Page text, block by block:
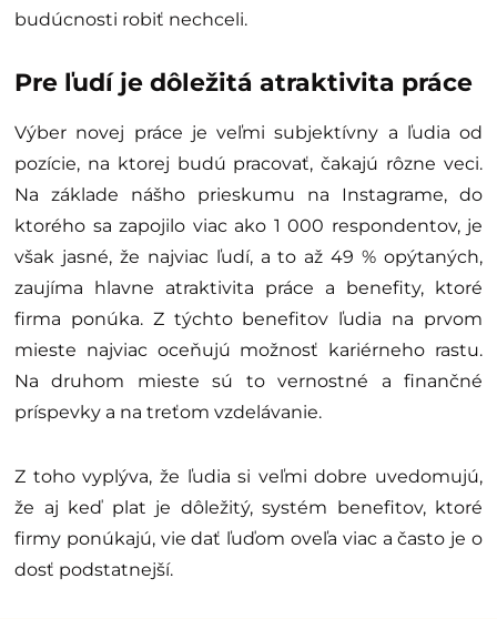
budúcnosti robiť nechceli.
Pre ľudí je dôležitá atraktivita práce
Výber novej práce je veľmi subjektívny a ľudia od
pozície, na ktorej budú pracovať, čakajú rôzne veci.
Na základe nášho prieskumu na Instagrame, do
ktorého sa zapojilo viac ako 1 000 respondentov, je
však jasné, že najviac ľudí, a to až 49 % opýtaných,
zaujíma hlavne atraktivita práce a benefity, ktoré
firma ponúka. Z týchto benefitov ľudia na prvom
mieste najviac oceňujú možnosť kariérneho rastu.
Na druhom mieste sú to vernostné a finančné
príspevky a na treťom vzdelávanie.
Z toho vyplýva, že ľudia si veľmi dobre uvedomujú,
že aj keď plat je dôležitý, systém benefitov, ktoré
firmy ponúkajú, vie dať ľuďom oveľa viac a často je o
dosť podstatnejší.